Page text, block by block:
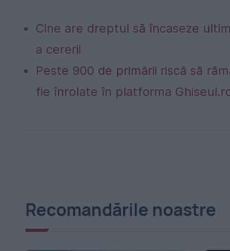
Cine are dreptul să încaseze
a cererii
Peste 900 de primării riscă să
fie înrolate în platforma
Recomandările noastre